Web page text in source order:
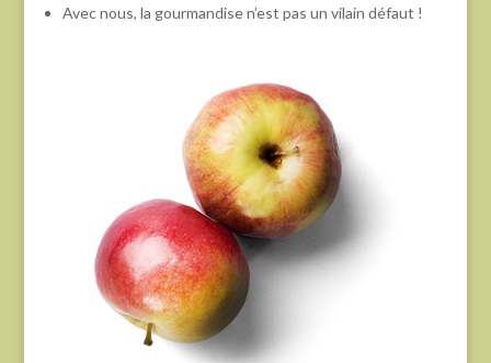
Avec nous, la gourmandise n’est pas un vilain défaut !